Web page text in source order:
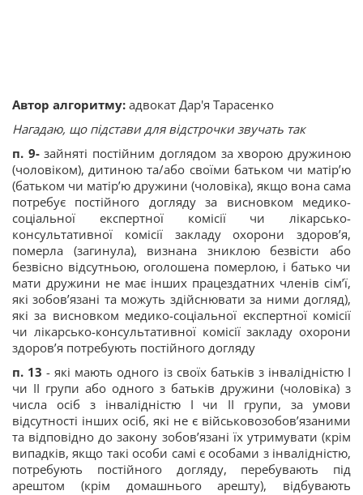
Автор алгоритму: адвокат Дар'я Тарасенко
Нагадаю, що підстави для відстрочки звучать так
п. 9️-зайняті постійним доглядом за хворою дружиною
(чоловіком), дитиною та/або своїми батьком чи матір’ю
(батьком чи матір’ю дружини (чоловіка), якщо вона сама
потребує постійного догляду за висновком медико-
соціальної експертної комісії чи лікарсько-
консультативної комісії закладу охорони здоров’я,
померла (загинула), визнана зниклою безвісти або
безвісно відсутньою, оголошена померлою, і батько чи
мати дружини не має інших працездатних членів сім’ї,
які зобов’язані та можуть здійснювати за ними догляд),
які за висновком медико-соціальної експертної комісії
чи лікарсько-консультативної комісії закладу охорони
здоров’я потребують постійного догляду
п. 1️3 - які мають одного із своїх батьків з інвалідністю І
чи ІІ групи або одного з батьків дружини (чоловіка) з
числа осіб з інвалідністю І чи ІІ групи, за умови
відсутності інших осіб, які не є військовозобов’язаними
та відповідно до закону зобов’язані їх утримувати (крім
випадків, якщо такі особи самі є особами з інвалідністю,
потребують постійного догляду, перебувають під
арештом (крім домашнього арешту), відбувають